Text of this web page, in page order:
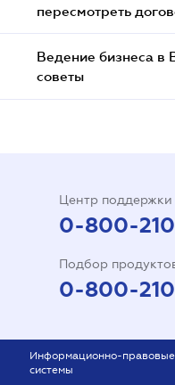
пересмотреть
Ведение бизнеса в
советы
Центр поддержки
0-800-
Подбор
0-800-
Информационно-правовые
системы